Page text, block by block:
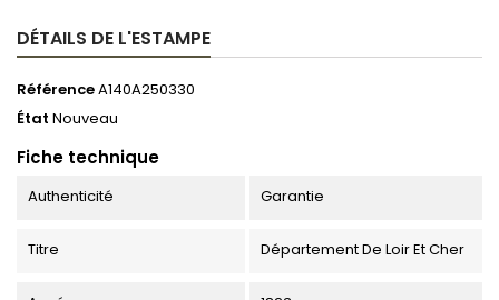
DÉTAILS DE L'ESTAMPE
RéférenceA140A250330
État Nouveau
Fiche technique
Authenticité Garantie
Titre Département De Loir Et Cher